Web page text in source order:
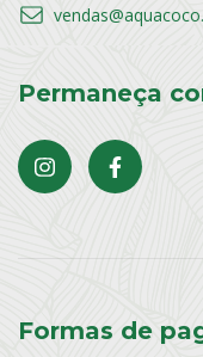
Permaneça
Formas de